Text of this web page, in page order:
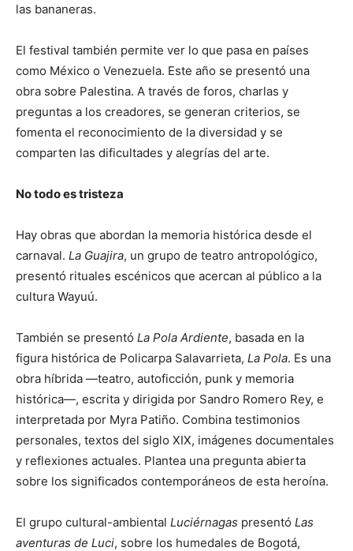
las bananeras.
El festival también permite ver lo que pasa en países
como México o Venezuela. Este año se presentó una
obra sobre Palestina. A través de foros, charlas y
preguntas a los creadores, se generan criterios, se
fomenta el reconocimiento de la diversidad y se
comparten las dificultades y alegrías del arte.
No todo es tristeza
Hay obras que abordan la memoria histórica desde el
carnaval. La Guajira, un grupo de teatro antropológico,
presentó rituales escénicos que acercan al público a la
cultura Wayuú.
También se presentó La Pola Ardiente, basada en la
figura histórica de Policarpa Salavarrieta, La Pola. Es una
obra híbrida —teatro, autoficción, punk y memoria
histórica—, escrita y dirigida por Sandro Romero Rey, e
interpretada por Myra Patiño. Combina testimonios
personales, textos del siglo XIX, imágenes documentales
y reflexiones actuales. Plantea una pregunta abierta
sobre los significados contemporáneos de esta heroína.
El grupo cultural-ambiental Luciérnagas presentó Las
aventuras de Luci, sobre los humedales de Bogotá,